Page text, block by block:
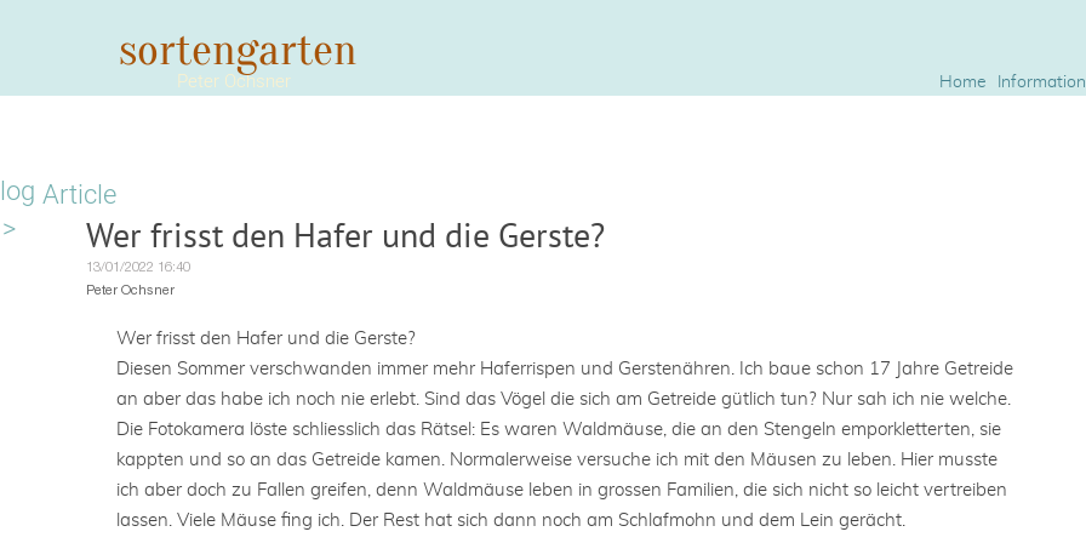
Peter Ochsner​​​​​​​
​​​​​​​sortengarten
Home Information
Wer frisst den Hafer und die Gerste?
13/01/2022 16:40
Peter Ochsner
Wer frisst den Hafer und die Gerste?
Diesen Sommer verschwanden immer mehr Haferrispen und Gerstenähren. Ich baue schon 17 Jahre Getreide
an aber das habe ich noch nie erlebt. Sind das Vögel die sich am Getreide gütlich tun? Nur sah ich nie welche.
Die Fotokamera löste schliesslich das Rätsel: Es waren Waldmäuse, die an den Stengeln emporkletterten, sie
kappten und so an das Getreide kamen. Normalerweise versuche ich mit den Mäusen zu leben. Hier musste
ich aber doch zu Fallen greifen, denn Waldmäuse leben in grossen Familien, die sich nicht so leicht vertreiben
lassen. Viele Mäuse fing ich. Der Rest hat sich dann noch am Schlafmohn und dem Lein gerächt.
>
Article